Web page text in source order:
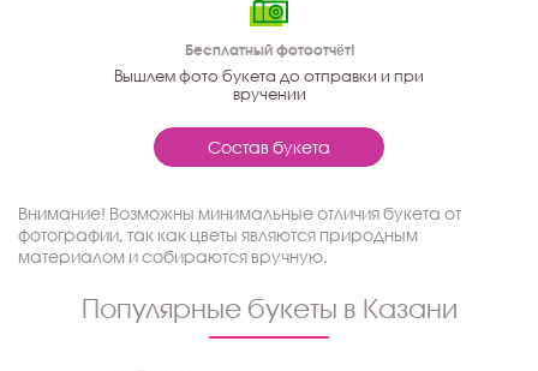
Бесплатный фотоотчёт!
Вышлем фото букета до отправки и при
вручении
Состав букета
Внимание! Возможны минимальные отличия букета от
фотографии, так как цветы являются природным
материалом и собираются вручную.
Популярные букеты в Казани